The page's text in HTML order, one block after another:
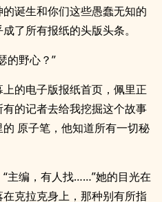
诞生和你们这些愚蠢无知的
了所有报纸的头版头条。
的野心？”
的电子版报纸首页，佩里正
的记者去给我挖掘这个故事
原子笔，他知道所有一切秘
主编，有人找……”她的目光在
克拉克身上，那种别有所指